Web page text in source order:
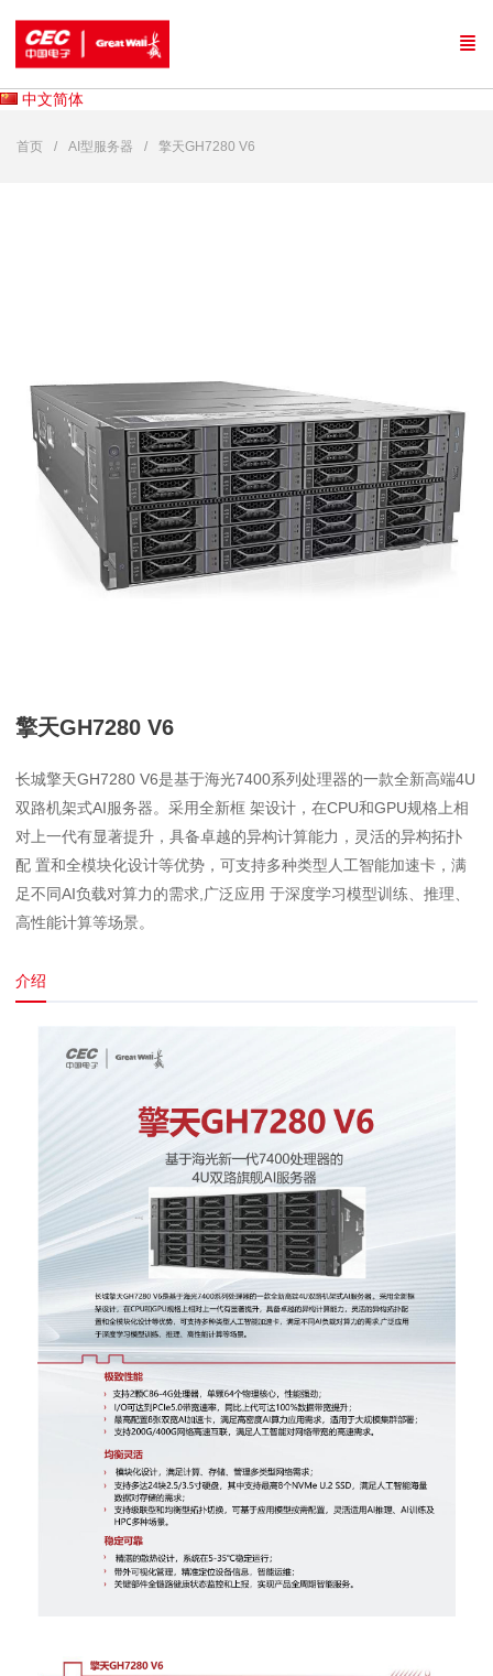
中文简体
首页 AI型服务器 擎天GH7280 V6
擎天GH7280 V6
长城擎天GH7280 V6是基于海光7400系列处理器的一款全新高端4U
双路机架式AI服务器。采用全新框 架设计，在CPU和GPU规格上相
对上一代有显著提升，具备卓越的异构计算能力，灵活的异构拓扑
配 置和全模块化设计等优势，可支持多种类型人工智能加速卡，满
足不同AI负载对算力的需求,广泛应用 于深度学习模型训练、推理、
高性能计算等场景。
介绍